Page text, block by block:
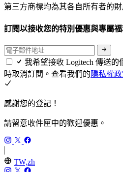
第三方商標均為其各自所有者的財
訂閱以接收您的特別優惠與專屬福
我希望接收 Logitech 傳送
時取消訂閱。查看我們的隱私權
感謝您的登記！
請留意收件匣中的歡迎優惠。
TW,zh